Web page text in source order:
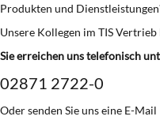
Produkten und
Unsere Kollegen im TIS
Sie erreichen uns telefonisch
02871 2722-0
Oder senden Sie uns eine E-Mail